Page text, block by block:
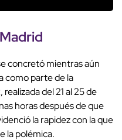
concretó mientras aún
como parte de la
, realizada del 21 al 25 de
horas después de que
la rapidez con la que
la polémica.